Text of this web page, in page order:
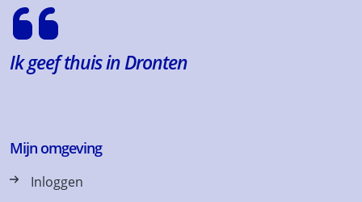
Ik geef thuis in Dronten
Mijn omgeving
Inloggen